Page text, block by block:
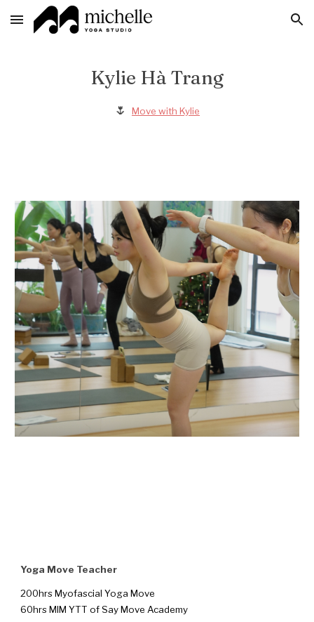
Skip to main content Skip to navigation
Kylie Hà Trang
🌷 Move with Kylie
Yoga Move Teacher
200hrs Myofascial Yoga Move
60hrs MIM YTT of Say Move Academy